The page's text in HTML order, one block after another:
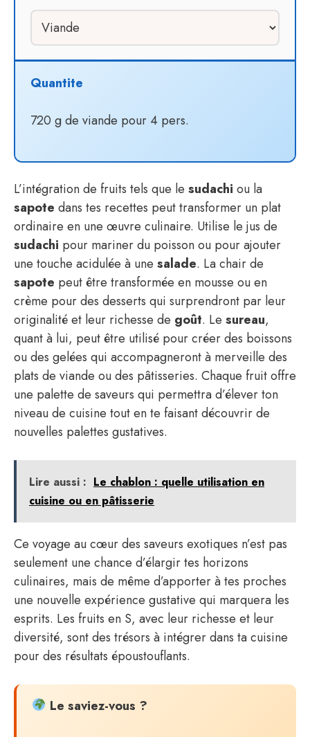
Quantite
720 g de viande pour 4 pers.
L’intégration de fruits tels que le sudachi ou la
sapote dans tes recettes peut transformer un plat
ordinaire en une œuvre culinaire. Utilise le jus de
sudachi pour mariner du poisson ou pour ajouter
une touche acidulée à une salade. La chair de
sapote peut être transformée en mousse ou en
crème pour des desserts qui surprendront par leur
originalité et leur richesse de goût. Le sureau,
quant à lui, peut être utilisé pour créer des boissons
ou des gelées qui accompagneront à merveille des
plats de viande ou des pâtisseries. Chaque fruit offre
une palette de saveurs qui permettra d’élever ton
niveau de cuisine tout en te faisant découvrir de
nouvelles palettes gustatives.
Lire aussi : Le chablon : quelle utilisation en
cuisine ou en pâtisserie
Ce voyage au cœur des saveurs exotiques n’est pas
seulement une chance d’élargir tes horizons
culinaires, mais de même d’apporter à tes proches
une nouvelle expérience gustative qui marquera les
esprits. Les fruits en S, avec leur richesse et leur
diversité, sont des trésors à intégrer dans ta cuisine
pour des résultats époustouflants.
Le saviez-vous ?